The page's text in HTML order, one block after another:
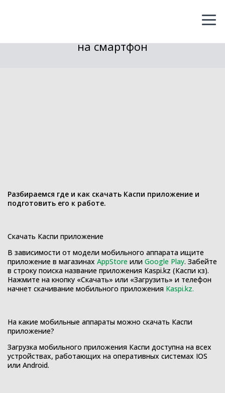
на смартфон
Разбираемся где и как скачать Каспи приложение и
подготовить его к работе.
Скачать Каспи приложение
В зависимости от модели мобильного аппарата ищите
приложение в магазинах AppStore или Google Play. Забейте
в строку поиска название приложения Kaspi.kz (Каспи кз).
Нажмите на кнопку «Скачать» или «Загрузить» и телефон
начнет скачивание мобильного приложения Kaspi.kz.
На какие мобильные аппараты можно скачать Каспи
приложение?
Загрузка мобильного приложения Каспи доступна на всех
устройствах, работающих на оперативных системах IOS
или Android.